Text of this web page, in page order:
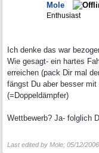
Mole
Enthusiast
Ich denke das war
Wie gesagt- ein hartes
erreichen (pack Dir mal
fängst Du aber besser mit
(=Doppeldämpfer)
Wettbewerb? Ja- folglich
Last edited by Mole; 05/12/2006